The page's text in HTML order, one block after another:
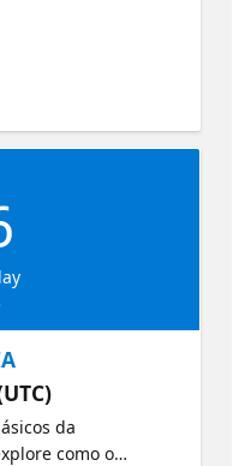
da
como o